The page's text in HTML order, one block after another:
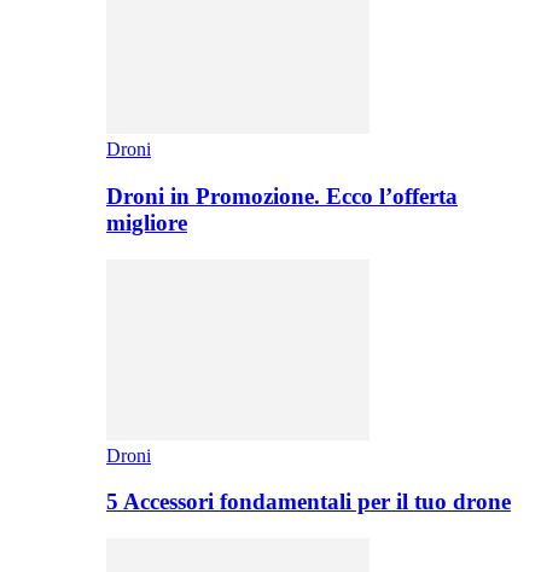
Droni
Droni in Promozione. Ecco l’offerta
migliore
Droni
5 Accessori fondamentali per il tuo drone